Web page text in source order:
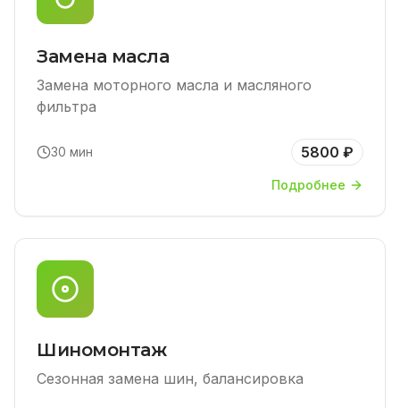
Замена масла
Замена моторного масла и масляного
фильтра
30 мин 5800 ₽
Подробнее
Шиномонтаж
Сезонная замена шин, балансировка